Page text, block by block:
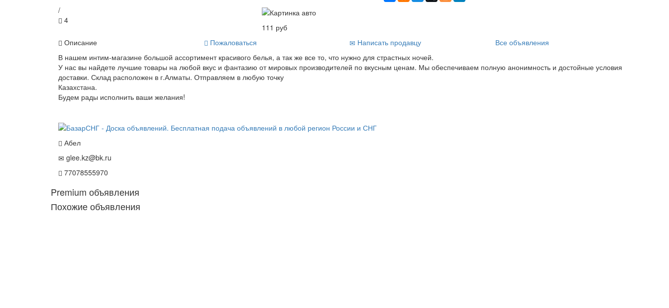
/
4
111 руб
Описание
Пожаловаться Написать продавцу
Все объявления
В нашем интим-магазине большой ассортимент красивого белья, а так же все то, что нужно для страстных ночей.
У нас вы найдете лучшие товары на любой вкус и фантазию от мировых производителей по вкусным ценам. Мы обеспечиваем полную анонимность и достойные условия
доставки. Склад расположен в г.Алматы. Отправляем в любую точку
Казахстана.
Будем рады исполнить ваши желания!
Абел
glee.kz@bk.ru
77078555970
Premium объявления
Похожие объявления